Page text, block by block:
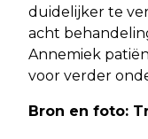
duidelijker te
acht
Annemiek
voor verder
Bron en foto: